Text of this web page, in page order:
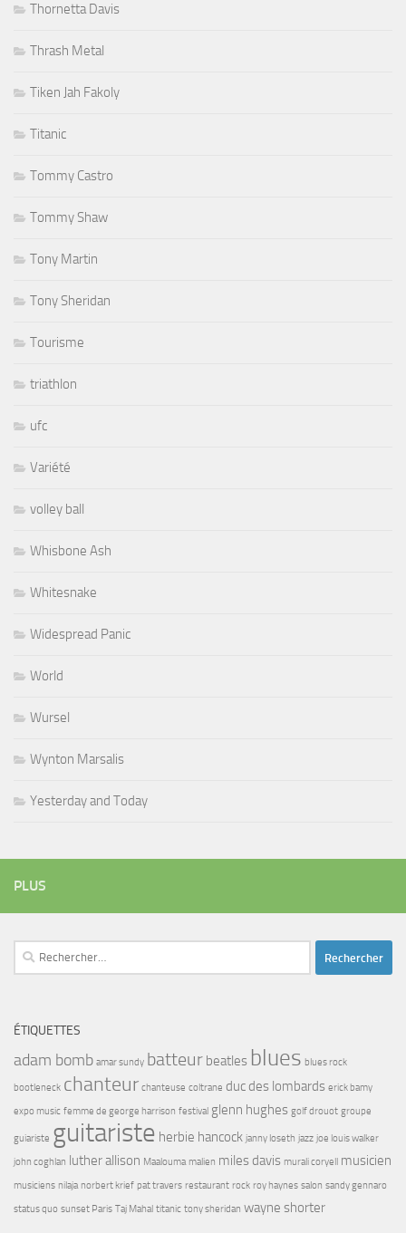
Thornetta Davis
Thrash Metal
Tiken Jah Fakoly
Titanic
Tommy Castro
Tommy Shaw
Tony Martin
Tony Sheridan
Tourisme
triathlon
ufc
Variété
volley ball
Whisbone Ash
Whitesnake
Widespread Panic
World
Wursel
Wynton Marsalis
Yesterday and Today
PLUS
Rechercher :
ÉTIQUETTES
adam bomb amar sundy batteur beatles blues blues rock
bootleneck chanteur chanteuse coltrane duc des lombards erick bamy
expo music femme de george harrison festival glenn hughes golf drouot groupe
guiariste guitariste herbie hancock janny loseth jazz joe louis walker
john coghlan luther allison Maalouma malien miles davis murali coryell musicien
musiciens nilaja norbert krief pat travers restaurant rock roy haynes salon sandy gennaro
status quo sunset Paris Taj Mahal titanic tony sheridan wayne shorter